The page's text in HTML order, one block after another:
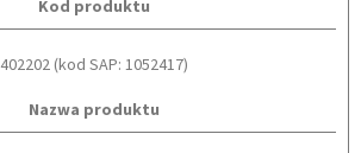
Kod produktu
402202 (kod SAP: 1052417)
Nazwa produktu